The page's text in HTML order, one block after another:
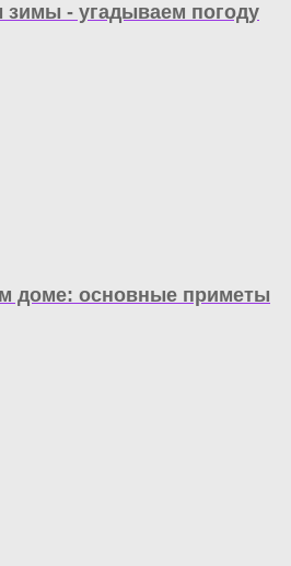
- угадываем погоду
доме: основные приметы